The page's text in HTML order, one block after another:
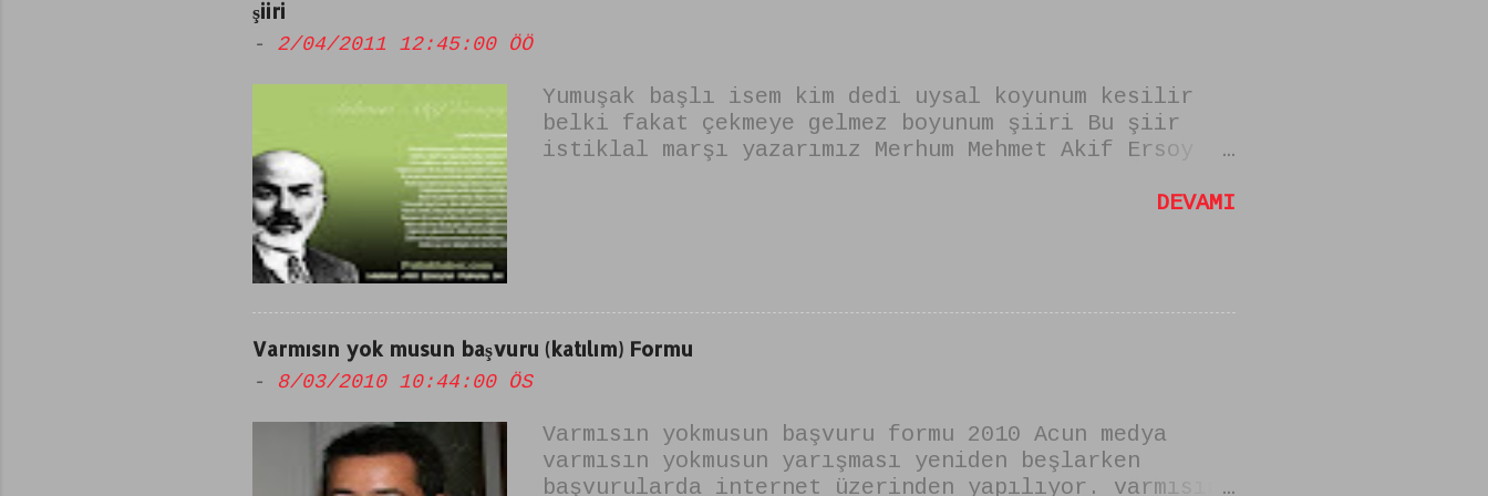
şiiri
- 2/04/2011 12:45:00 ÖÖ
Yumuşak başlı isem kim dedi uysal koyunum kesilir
belki fakat çekmeye gelmez boyunum şiiri Bu şiir
istiklal marşı yazarımız Merhum Mehmet Akif Ersoy
alkışlayamam" dır. yumuşak başlıysam uysal koyunDEVAMI
Varmısın yok musun başvuru (katılım) Formu
- 8/03/2010 10:44:00 ÖS
Varmısın yokmusun başvuru formu 2010 Acun medya
varmısın yokmusun yarışması yeniden beşlarken
başvurularda internet üzerinden yapılıyor. varmısın